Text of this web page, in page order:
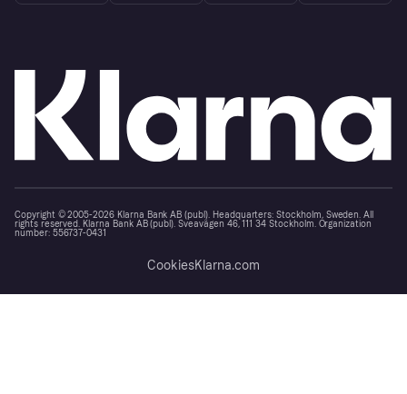
Copyright © 2005-2026 Klarna Bank AB (publ). Headquarters: Stockholm, Sweden. All
rights reserved. Klarna Bank AB (publ). Sveavägen 46, 111 34 Stockholm. Organization
number: 556737-0431
CookiesKlarna.com